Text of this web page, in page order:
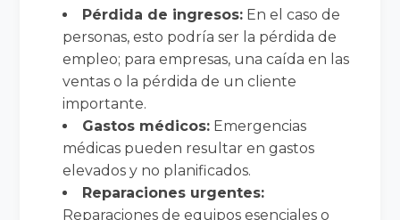
Pérdida de ingresos: En el caso de
personas, esto podría ser la pérdida de
empleo; para empresas, una caída en las
ventas o la pérdida de un cliente
importante.
Gastos médicos: Emergencias
médicas pueden resultar en gastos
elevados y no planificados.
Reparaciones urgentes:
Reparaciones de equipos esenciales o